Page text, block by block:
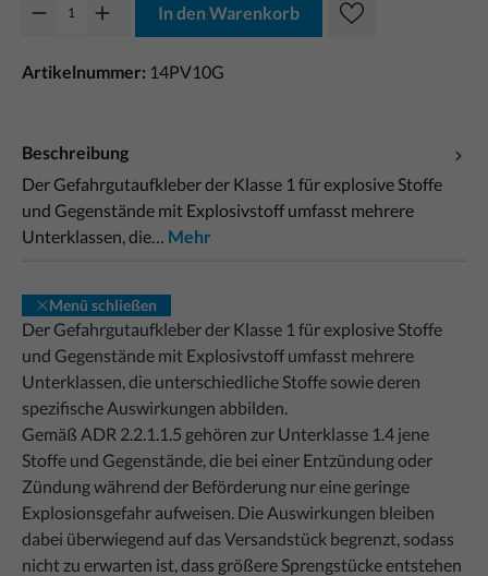
In den Warenkorb
Artikelnummer: 14PV10G
Beschreibung
Der Gefahrgutaufkleber der Klasse 1 für explosive Stoffe
und Gegenstände mit Explosivstoff umfasst mehrere
Unterklassen, die… Mehr
Menü schließen
Der Gefahrgutaufkleber der Klasse 1 für explosive Stoffe
und Gegenstände mit Explosivstoff umfasst mehrere
Unterklassen, die unterschiedliche Stoffe sowie deren
spezifische Auswirkungen abbilden.
Gemäß ADR 2.2.1.1.5 gehören zur Unterklasse 1.4 jene
Stoffe und Gegenstände, die bei einer Entzündung oder
Zündung während der Beförderung nur eine geringe
Explosionsgefahr aufweisen. Die Auswirkungen bleiben
dabei überwiegend auf das Versandstück begrenzt, sodass
nicht zu erwarten ist, dass größere Sprengstücke entstehen